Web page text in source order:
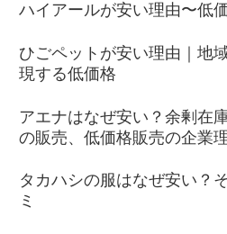
ハイアールが安い理由〜低
ひごペットが安い理由｜地
現する低価格
アエナはなぜ安い？余剰在
の販売、低価格販売の企業
タカハシの服はなぜ安い？
ミ